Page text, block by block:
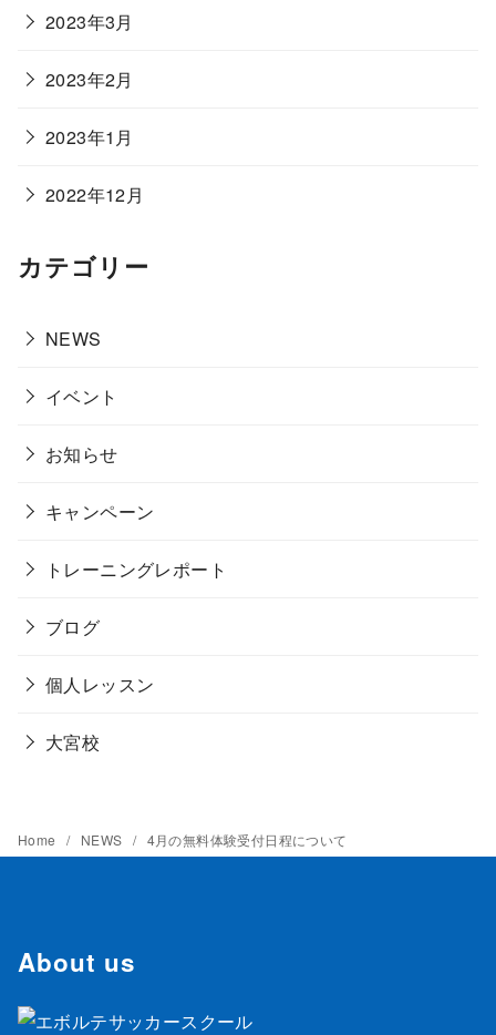
2023年3月
2023年2月
2023年1月
2022年12月
カテゴリー
NEWS
イベント
お知らせ
キャンペーン
トレーニングレポート
ブログ
個人レッスン
大宮校
Home NEWS 4月の無料体験受付日程について
About us